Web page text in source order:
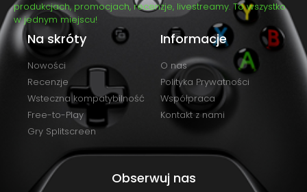
produkcjach, promocjach, recenzje, livestreamy. To wszystko
w jednym miejscu!
Na skróty
Nowości
Recenzje
Wsteczna kompatybilność
Free-to-Play
Gry Splitscreen
Informacje
O nas
Polityka Prywatności
Współpraca
Kontakt z nami
Obserwuj nas